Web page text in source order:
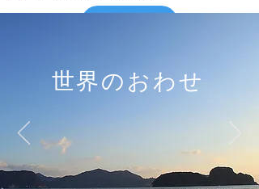
世界のおわせ